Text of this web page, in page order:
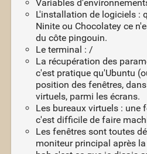
Variables
L'installation de logiciels :
Ninite ou Chocolatey ce
du côte pingouin.
Le terminal : /
La récupération des
c'est pratique qu'Ubuntu
position des fenêtres,
virtuels, parmi les écrans.
Les bureaux virtuels : une
c'est difficile de faire
Les fenêtres sont toutes
moniteur principal après